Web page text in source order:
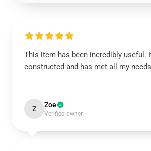
This item has been incredibly useful.
constructed and has met all my
Z Zoe
Verified owner